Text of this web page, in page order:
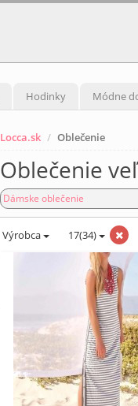
Hodinky Módne
Locca.sk Oblečenie
Oblečenie
Dámske oblečenie
Výrobca 17(34)